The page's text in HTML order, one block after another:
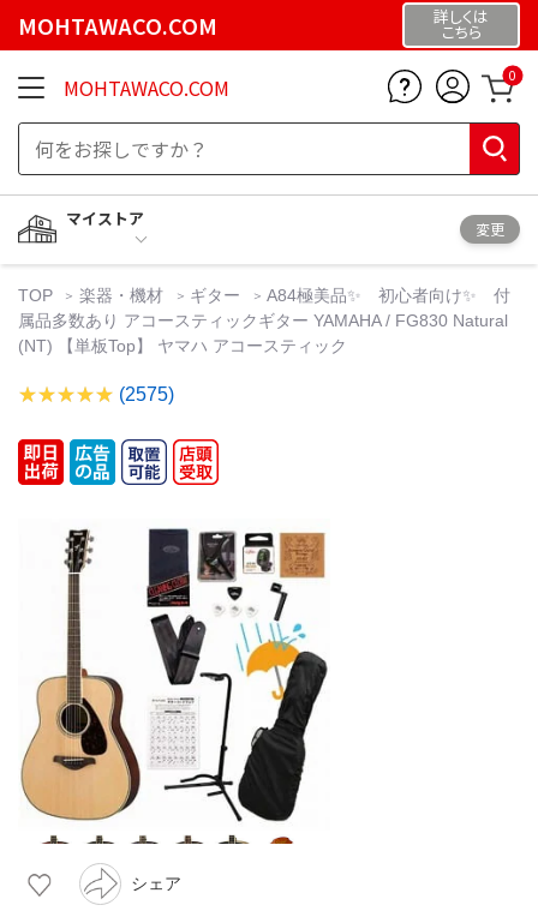
MOHTAWACO.COM 詳しくは
こちら
MOHTAWACO.COM 0
マイストア
変更
TOP 楽器・機材 ギター
A84極美品✨ 初心者向け✨ 付
属品多数あり アコースティックギター YAMAHA / FG830 Natural
(NT) 【単板Top】 ヤマハ アコースティック
(2575)
シェア